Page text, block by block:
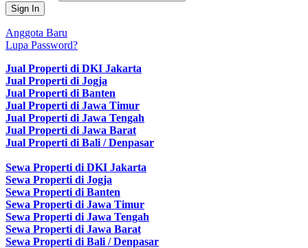
Anggota Baru
Lupa Password?
Jual Properti di DKI Jakarta
Jual Properti di Jogja
Jual Properti di Banten
Jual Properti di Jawa Timur
Jual Properti di Jawa Tengah
Jual Properti di Jawa Barat
Jual Properti di Bali / Denpasar
Sewa Properti di DKI Jakarta
Sewa Properti di Jogja
Sewa Properti di Banten
Sewa Properti di Jawa Timur
Sewa Properti di Jawa Tengah
Sewa Properti di Jawa Barat
Sewa Properti di Bali / Denpasar